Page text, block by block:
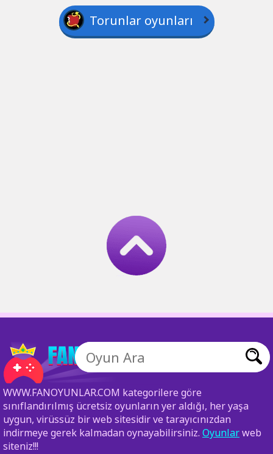
Torunlar oyunları
WWW.FANOYUNLAR.COM kategorilere göre
sınıflandırılmış ücretsiz oyunların yer aldığı, her yaşa
uygun, virüssüz bir web sitesidir ve tarayıcınızdan
indirmeye gerek kalmadan oynayabilirsiniz. Oyunlarweb
siteniz!!!